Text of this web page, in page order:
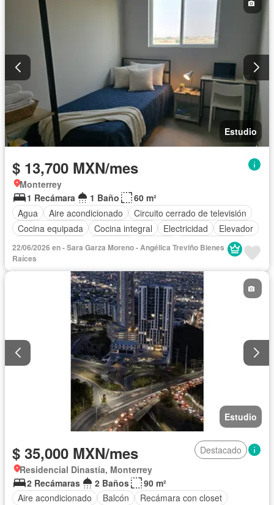
Estudio
$ 13,700 MXN/mes
Monterrey
1 Recámara
1 Baño
60 m²
Agua
Aire acondicionado
Circuito cerrado de televisión
Cocina equipada
Cocina integral Electricidad
Elevador
Estacionamiento
Gimnasio Internet
Sala polivalente
Terraza
22/06/2026 en - Sara Garza Moreno - Angélica Treviño Bienes
Raíces
Estudio
$ 35,000 MXN/mes
Destacado
Residencial Dinastía, Monterrey
2 Recámaras
2 Baños
90 m²
Aire acondicionado
Balcón
Recámara con closet